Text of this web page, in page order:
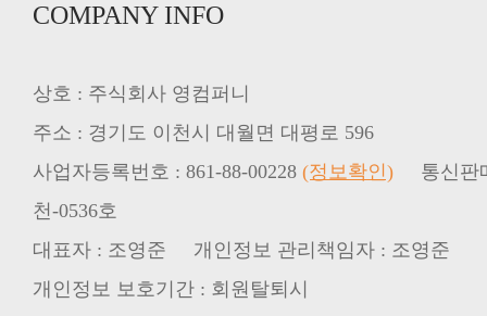
COMPANY INFO
상호 : 주식회사 영컴퍼니
주소 : 경기도 이천시 대월면 대평로 596
사업자등록번호 : 861-88-00228 (정보확인)
천-0536호
대표자 : 조영준 개인정보 관리책임자 : 조영준
개인정보 보호기간 : 회원탈퇴시